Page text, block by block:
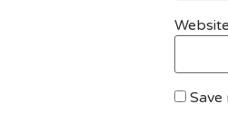
Website